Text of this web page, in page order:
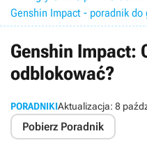
Genshin Impact - poradnik do
Genshin Impact:
odblokować?
PORADNIKIAktualizacja: 8
Pobierz Poradnik